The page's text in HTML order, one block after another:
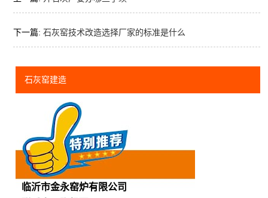
下一篇: 石灰窑技术改造选择厂家的标准是什么
石灰窑建造
临沂市金永窑炉有限公司